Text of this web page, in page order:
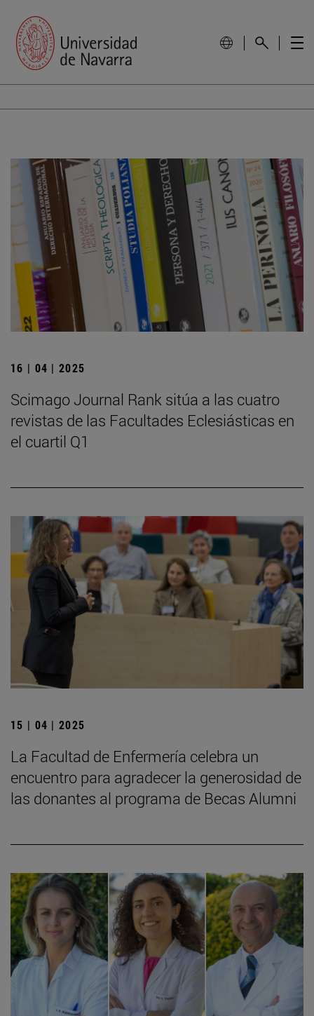
16 | 04 | 2025
Scimago Journal Rank sitúa a las cuatro
revistas de las Facultades Eclesiásticas en
el cuartil Q1
15 | 04 | 2025
La Facultad de Enfermería celebra un
encuentro para agradecer la generosidad de
las donantes al programa de Becas Alumni